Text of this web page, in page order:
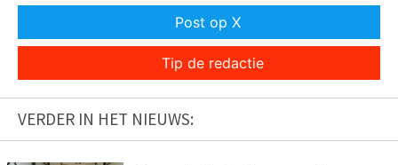
Post op X
Tip de redactie
VERDER IN HET NIEUWS: